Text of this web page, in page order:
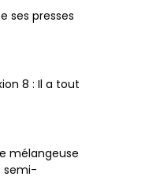
ses presses
8 : Il a tout
mélangeuse
semi-